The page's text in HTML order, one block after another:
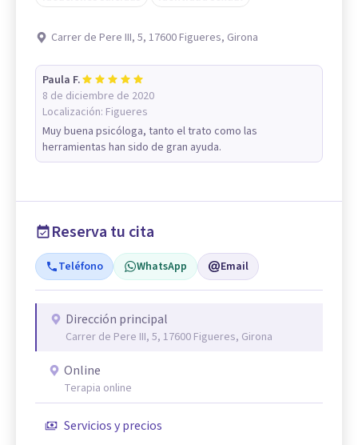
Carrer de Pere III, 5, 17600 Figueres, Girona
Paula F.
8 de diciembre de 2020
Localización: Figueres
Muy buena psicóloga, tanto el trato como las
herramientas han sido de gran ayuda.
Reserva tu cita
Teléfono WhatsApp Email
Dirección principal
Carrer de Pere III, 5, 17600 Figueres, Girona
Online
Terapia online
Servicios y precios